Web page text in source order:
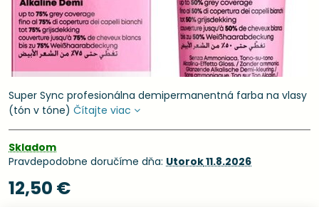
Super Sync profesionálna demipermanentná farba na vlasy
(tón v tóne) Čítajte viac
Skladom
Pravdepodobne doručíme dňa: Utorok11.8.2026
12,50 €